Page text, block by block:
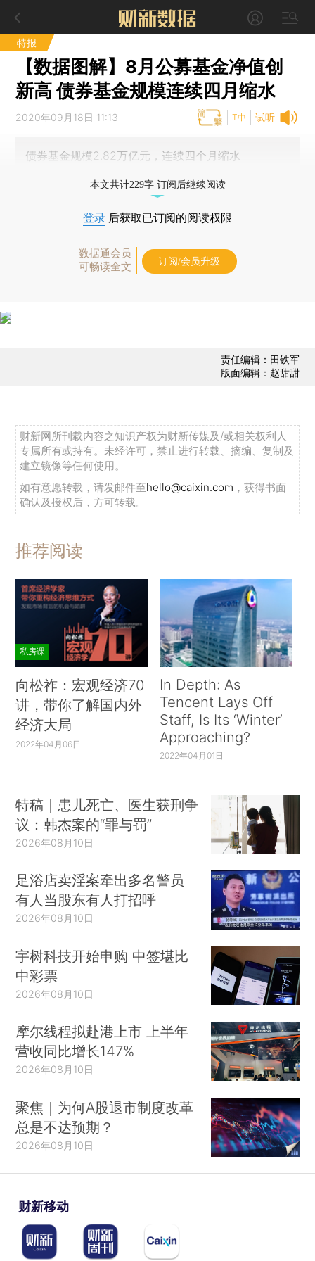
特报
【数据图解】8月公募基金净值创
新高 债券基金规模连续四月缩水
试听
2020年09月18日 11:13 T中
债券基金规模2.82万亿元，连续四个月缩水
本文共计229字 订阅后继续阅读
登录 后获取已订阅的阅读权限
数据通会员
可畅读全文
订阅/会员升级
责任编辑：田铁军
版面编辑：赵甜甜
财新网所刊载内容之知识产权为财新传媒及/或相关权利人
专属所有或持有。未经许可，禁止进行转载、摘编、复制及
建立镜像等任何使用。
如有意愿转载，请发邮件至hello@caixin.com ，获得书面
确认及授权后，方可转载。
推荐阅读
私房课
向松祚：宏观经济70
讲，带你了解国内外
经济大局
2022年04月06日
In Depth: As
Tencent Lays Off
Staff, Is Its ‘Winter’
Approaching?
2022年04月01日
特稿｜患儿死亡、医生获刑争
议：韩杰案的“罪与罚”
2026年08月10日
足浴店卖淫案牵出多名警员
有人当股东有人打招呼
2026年08月10日
宇树科技开始申购 中签堪比
中彩票
2026年08月10日
摩尔线程拟赴港上市 上半年
营收同比增长147%
2026年08月10日
聚焦｜为何A股退市制度改革
总是不达预期？
2026年08月10日
财新移动